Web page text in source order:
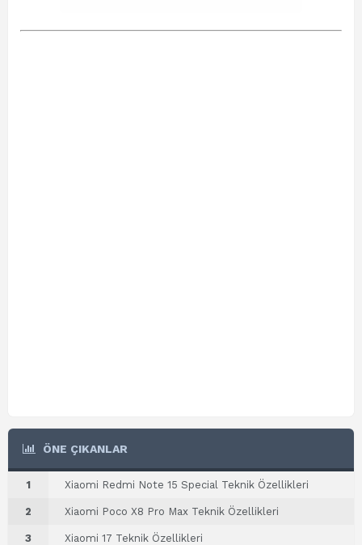
ÖNE ÇIKANLAR
1 Xiaomi Redmi Note 15 Special Teknik Özellikleri
2 Xiaomi Poco X8 Pro Max Teknik Özellikleri
3 Xiaomi 17 Teknik Özellikleri